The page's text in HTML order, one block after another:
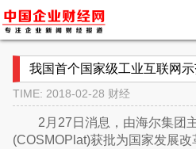
我国首个国家级工业互联网
TIME: 2018-02-28 财经
2月27日消息，由海尔集团
(COSMOPlat)获批为国家发展